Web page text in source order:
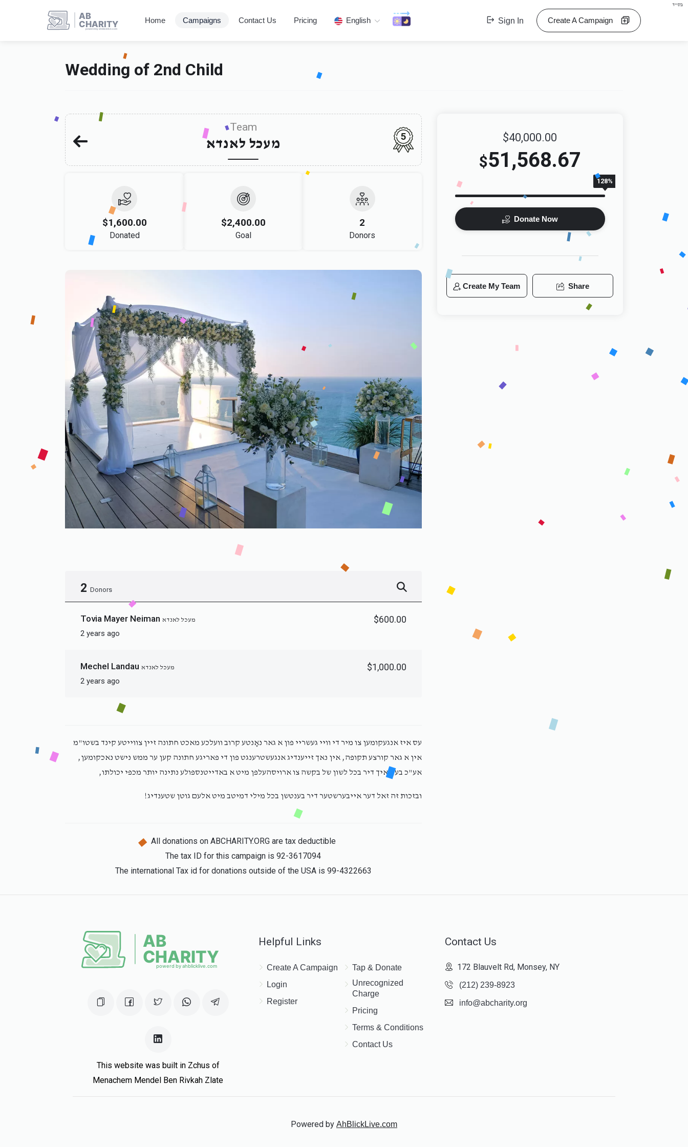
בס"ד
AB
CHARITY
powerd by ahblicklive.com
Home Campaigns Contact Us Pricing English Sign In Create A Campaign
Wedding of 2nd Child
Team
מעכל לאנדא 5
$1,600.00
Donated
$2,400.00
Goal
2
Donors
2 Donors
Tovia Mayer Neiman מעכל לאנדא
2 years ago
$600.00
Mechel Landau מעכל לאנדא
2 years ago
$1,000.00
עס איז אנגעקומען צו מיר די וויי געשריי פון א גאר נאָנטע קרוב וועלכע מאכט חתונה זיין צווייטע קינד בשטו"מ
אין א גאר קורצע תקופה, אין נאך זייענדיג אנגעשטרענגט פון די פאריגע חתונה קען ער ממש נישט נאכקומען,
אע"כ בעט איך דיר בכל לשון של בקשה צו ארויסהעלפן מיט א באדייטנספולע נתינה יותר מכפי יכולתו,
ובזכות זה זאל דער אייבערשטער דיר בענטשן בכל מילי דמיטב מיט אלעם גוטן שטענדיג!
All donations on ABCHARITY.ORG are tax deductible
The tax ID for this campaign is 92-3617094
The international Tax id for donations outside of the USA is 99-4322663
$40,000.00
$51,568.67
128%
Donate Now
Create My Team Share
This website was built in Zchus of
Menachem Mendel Ben Rivkah Zlate
Helpful Links
Create A Campaign
Login
Register
Tap & Donate
Unrecognized
Charge
Pricing
Terms & Conditions
Contact Us
Contact Us
172 Blauvelt Rd, Monsey, NY
(212) 239-8923
info@abcharity.org
Powered by AhBlickLive.com